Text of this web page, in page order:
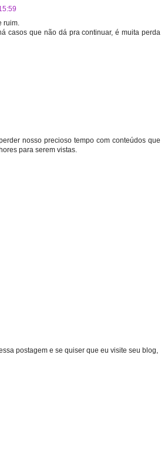
ruim.
casos que não dá pra continuar, é muita perda
nosso precioso tempo com conteúdos que
para serem vistas.
postagem e se quiser que eu visite seu blog,